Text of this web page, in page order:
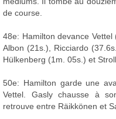
de course.
48e: Hamilton devance
Albon (21s.), Ricciardo
Hülkenberg (1m. 05s.) et
50e: Hamilton garde une
Vettel. Gasly chausse à
retrouve entre Räikkönen et